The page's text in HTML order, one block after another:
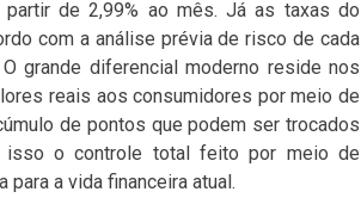
de 2,99% ao mês. Já as taxas do
com a análise prévia de risco de cada
grande diferencial moderno reside nos
reais aos consumidores por meio de
de pontos que podem ser trocados
isso o controle total feito por meio de
a vida financeira atual.